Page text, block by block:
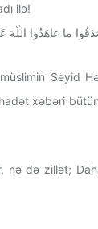
ilə!
ما عاهَدُوا اللّهَ
Seyid
xəbəri
nə də zillət;